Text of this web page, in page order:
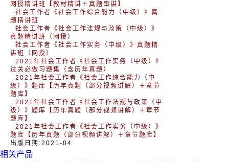
网授精讲班【教材精讲＋真题串讲】
社会工作者《社会工作综合能力（中级）》真
题精讲班
社会工作者《社会工作法规与政策（中级）》
真题精讲班（网授）
社会工作者《社会工作实务（中级）》真题精
讲班（网授）
2021年社会工作者《社会工作实务（中级）》
过关必做习题集（含历年真题）
2021年社会工作者《社会工作综合能力（中
级）》题库【历年真题（部分视频讲解）＋章节
题库】
2021年社会工作者《社会工作法规与政策（中
级）》题库【历年真题（部分视频讲解）＋章节
题库】
2021年社会工作者《社会工作实务（中级）》
题库【历年真题（部分视频讲解）＋章节题库】
出版日期:2021-04
相关产品